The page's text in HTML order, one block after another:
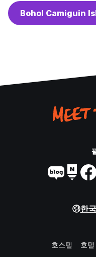
Bohol Camiguin
한
호스텔 호텔